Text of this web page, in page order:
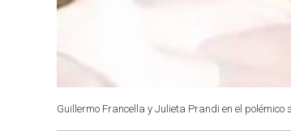
Guillermo Francella y Julieta Prandi en el polémico